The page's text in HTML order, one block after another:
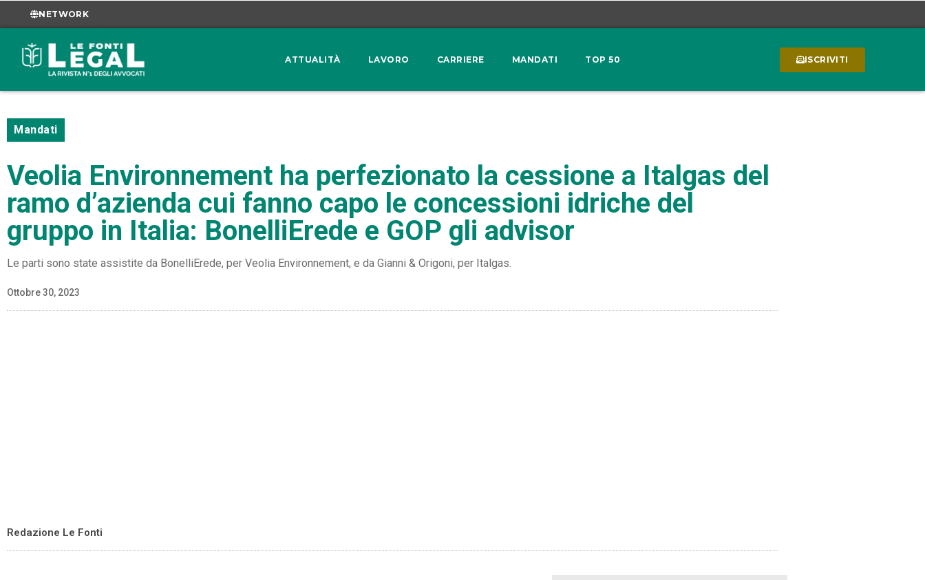
NETWORK
ATTUALITÀ LAVORO CARRIERE MANDATI TOP 50 ISCRIVITI
Mandati
Veolia Environnement ha perfezionato la cessione a Italgas del
ramo d’azienda cui fanno capo le concessioni idriche del
gruppo in Italia: BonelliErede e GOP gli advisor
Le parti sono state assistite da BonelliErede, per Veolia Environnement, e da Gianni & Origoni, per Italgas.
Ottobre 30, 2023
Redazione Le Fonti